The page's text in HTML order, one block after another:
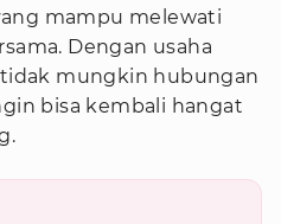
mampu melewati
Dengan usaha
mungkin hubungan
bisa kembali hangat